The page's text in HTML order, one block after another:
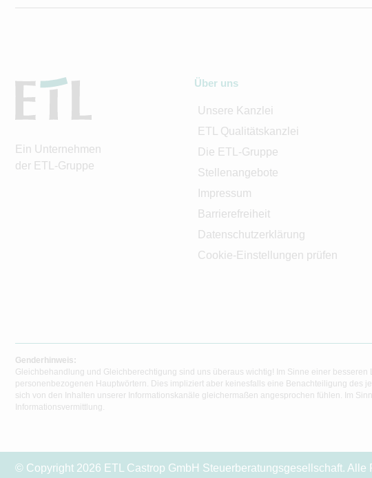
Ein Unternehmen
der ETL-Gruppe
Über uns
Unsere Kanzlei
ETL Qualitätskanzlei
Die ETL-Gruppe
Stellenangebote
Impressum
Barrierefreiheit
Datenschutzerklärung
Cookie-Einstellungen prüfen
Genderhinweis:
Gleichbehandlung und Gleichberechtigung sind uns überaus wichtig! Im Sinne einer
personenbezogenen Hauptwörtern. Dies impliziert aber keinesfalls eine Benachteiligung des
sich von den Inhalten unserer Informationskanäle gleichermaßen angesprochen fühlen. Im
Informationsvermittlung.
© Copyright 2026 ETL Castrop GmbH Steuerberatungsgesellschaft. Alle